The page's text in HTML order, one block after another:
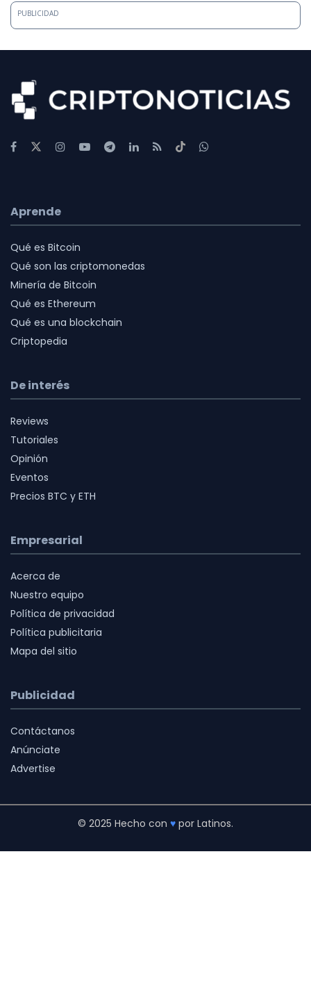
PUBLICIDAD
Aprende
Qué es Bitcoin
Qué son las criptomonedas
Minería de Bitcoin
Qué es Ethereum
Qué es una blockchain
Criptopedia
De interés
Reviews
Tutoriales
Opinión
Eventos
Precios BTC y ETH
Empresarial
Acerca de
Nuestro equipo
Política de privacidad
Política publicitaria
Mapa del sitio
Publicidad
Contáctanos
Anúnciate
Advertise
© 2025 Hecho con ♥ por Latinos.